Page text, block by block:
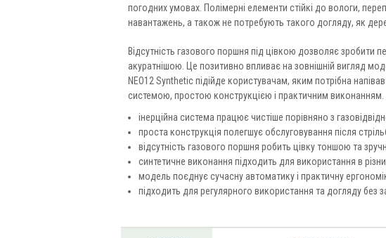
погодних умовах. Полімерні елементи стійкі до вологи,
навантажень, а також не потребують такого догляду, як
Відсутність газового поршня під цівкою дозволяє зробити
акуратнішою. Це позитивно впливає на зовнішній вигляд
NEO12 Synthetic підійде користувачам, яким потрібна
системою, простою конструкцією і практичним виконанням.
інерційна система працює чистіше порівняно з
проста конструкція полегшує обслуговування після
відсутність газового поршня робить цівку тоншою та
синтетичне виконання підходить для використання в
модель поєднує сучасну автоматику і практичну
підходить для регулярного використання та догляду без